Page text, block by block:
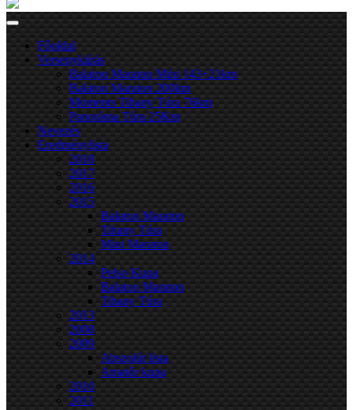
Főoldal
Versenykiírás
Balaton Maraton Mini 143+21km
Balaton Maraton 200km
Moments Tihany Túra 76km
Panoráma Túra 25Km
Nevezés
Eredménylista
2018
2017
2016
2015
Balaton Maraton
Tihany Túra
Mini Maraton
2014
Pelso Kupa
Balaton Maraton
Tihany Túra
2013
2008
2009
Abszolút lista
Amatőr kupa
2010
2011